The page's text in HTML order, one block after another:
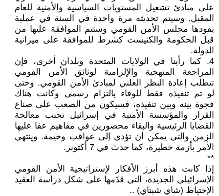
على مبادئ تشغيل المستويات السياسية والأمنية للعام
المقبل. وسيتم تحديثه مرة واحدة في السنة في عملية
يقودها مجلس الأمن القومي وستتم الموافقة عليها من
قبل الحكومة والكنيست كشرط للموافقة على ميزانية
الدولة.
4. كما رأينا في الولايات المتحدة وبلدان أخرى، فإن
المراجعة المنهجية والإلزامية لوثائق الأمن القومي
تتطلب إعادة النظر العلني لمبادئ الأمن القومي. وحتى
لو تم تنفيذه فقط للوفاء بالتزام رسمي وكانت هناك
فجوة بينه وبين تنفيذه، فسيكون من الصعب على صناع
القرار والمؤسسة الأمنية في إسرائيل تجنب معالجة
القضايا الرئيسية والبقاء محصورين في مفاهيم عفا عليها
الزمن والتي يمكن أن تؤدي إلى عواقب وخيمة. وينتهي
الأمر بأزمة خطيرة، كما حدث في 7 أكتوبر.
**
إذا كانت هذه أبرز الأفكار لإستراتيجية الأمن القومي
الإسرائيلي الجديدة، التي قدّمها على شكل دراسة العقيد
الإحتياط (شاي شبتاي) ..